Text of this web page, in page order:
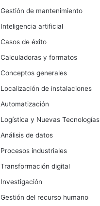
Gestión de mantenimiento
Inteligencia artificial
Casos de éxito
Calculadoras y formatos
Conceptos generales
Localización de instalaciones
Automatización
Logística y Nuevas Tecnologías
Análisis de datos
Procesos industriales
Transformación digital
Investigación
Gestión del recurso humano